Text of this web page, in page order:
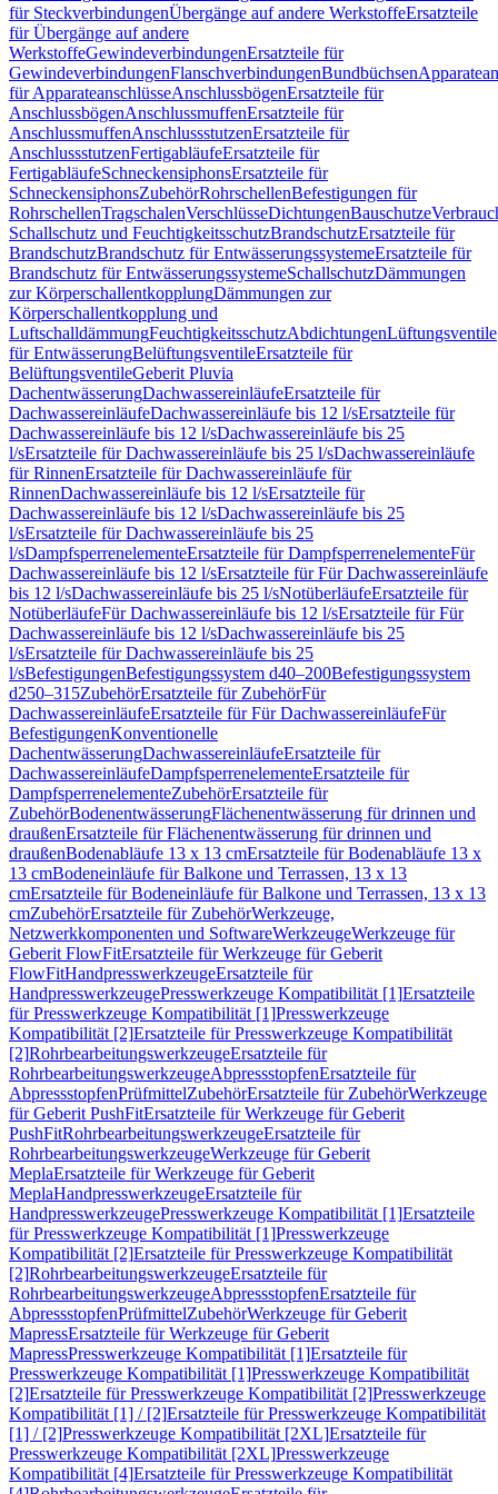
für SteckverbindungenÜbergänge auf andere WerkstoffeErsatzteile
für Übergänge auf andere
WerkstoffeGewindeverbindungenErsatzteile für
GewindeverbindungenFlanschverbindungenBundbüchsen
für ApparateanschlüsseAnschlussbögenErsatzteile für
AnschlussbögenAnschlussmuffenErsatzteile für
AnschlussmuffenAnschlussstutzenErsatzteile für
AnschlussstutzenFertigabläufeErsatzteile für
FertigabläufeSchneckensiphonsErsatzteile für
SchneckensiphonsZubehörRohrschellenBefestigungen für
RohrschellenTragschalenVerschlüsseDichtungenBauschutze
Schallschutz und FeuchtigkeitsschutzBrandschutzErsatzteile für
BrandschutzBrandschutz für EntwässerungssystemeErsatzteile für
Brandschutz für EntwässerungssystemeSchallschutzDämmungen
zur KörperschallentkopplungDämmungen zur
Körperschallentkopplung und
LuftschalldämmungFeuchtigkeitsschutzAbdichtungenLüftungsventile
für EntwässerungBelüftungsventileErsatzteile für
BelüftungsventileGeberit Pluvia
DachentwässerungDachwassereinläufeErsatzteile für
DachwassereinläufeDachwassereinläufe bis 12 l/sErsatzteile für
Dachwassereinläufe bis 12 l/sDachwassereinläufe bis 25
l/sErsatzteile für Dachwassereinläufe bis 25 l/sDachwassereinläufe
für RinnenErsatzteile für Dachwassereinläufe für
RinnenDachwassereinläufe bis 12 l/sErsatzteile für
Dachwassereinläufe bis 12 l/sDachwassereinläufe bis 25
l/sErsatzteile für Dachwassereinläufe bis 25
l/sDampfsperrenelementeErsatzteile für DampfsperrenelementeFür
Dachwassereinläufe bis 12 l/sErsatzteile für Für Dachwassereinläufe
bis 12 l/sDachwassereinläufe bis 25 l/sNotüberläufeErsatzteile für
NotüberläufeFür Dachwassereinläufe bis 12 l/sErsatzteile für Für
Dachwassereinläufe bis 12 l/sDachwassereinläufe bis 25
l/sErsatzteile für Dachwassereinläufe bis 25
l/sBefestigungenBefestigungssystem d40–200Befestigungssystem
d250–315ZubehörErsatzteile für ZubehörFür
DachwassereinläufeErsatzteile für Für DachwassereinläufeFür
BefestigungenKonventionelle
DachentwässerungDachwassereinläufeErsatzteile für
DachwassereinläufeDampfsperrenelementeErsatzteile für
DampfsperrenelementeZubehörErsatzteile für
ZubehörBodenentwässerungFlächenentwässerung für drinnen und
draußenErsatzteile für Flächenentwässerung für drinnen und
draußenBodenabläufe 13 x 13 cmErsatzteile für Bodenabläufe 13 x
13 cmBodeneinläufe für Balkone und Terrassen, 13 x 13
cmErsatzteile für Bodeneinläufe für Balkone und Terrassen, 13 x 13
cmZubehörErsatzteile für ZubehörWerkzeuge,
Netzwerkkomponenten und SoftwareWerkzeugeWerkzeuge für
Geberit FlowFitErsatzteile für Werkzeuge für Geberit
FlowFitHandpresswerkzeugeErsatzteile für
HandpresswerkzeugePresswerkzeuge Kompatibilität [1]Ersatzteile
für Presswerkzeuge Kompatibilität [1]Presswerkzeuge
Kompatibilität [2]Ersatzteile für Presswerkzeuge Kompatibilität
[2]RohrbearbeitungswerkzeugeErsatzteile für
RohrbearbeitungswerkzeugeAbpressstopfenErsatzteile für
AbpressstopfenPrüfmittelZubehörErsatzteile für ZubehörWerkzeuge
für Geberit PushFitErsatzteile für Werkzeuge für Geberit
PushFitRohrbearbeitungswerkzeugeErsatzteile für
RohrbearbeitungswerkzeugeWerkzeuge für Geberit
MeplaErsatzteile für Werkzeuge für Geberit
MeplaHandpresswerkzeugeErsatzteile für
HandpresswerkzeugePresswerkzeuge Kompatibilität [1]Ersatzteile
für Presswerkzeuge Kompatibilität [1]Presswerkzeuge
Kompatibilität [2]Ersatzteile für Presswerkzeuge Kompatibilität
[2]RohrbearbeitungswerkzeugeErsatzteile für
RohrbearbeitungswerkzeugeAbpressstopfenErsatzteile für
AbpressstopfenPrüfmittelZubehörWerkzeuge für Geberit
MapressErsatzteile für Werkzeuge für Geberit
MapressPresswerkzeuge Kompatibilität [1]Ersatzteile für
Presswerkzeuge Kompatibilität [1]Presswerkzeuge Kompatibilität
[2]Ersatzteile für Presswerkzeuge Kompatibilität [2]Presswerkzeuge
Kompatibilität [1] / [2]Ersatzteile für Presswerkzeuge Kompatibilität
[1] / [2]Presswerkzeuge Kompatibilität [2XL]Ersatzteile für
Presswerkzeuge Kompatibilität [2XL]Presswerkzeuge
Kompatibilität [4]Ersatzteile für Presswerkzeuge Kompatibilität